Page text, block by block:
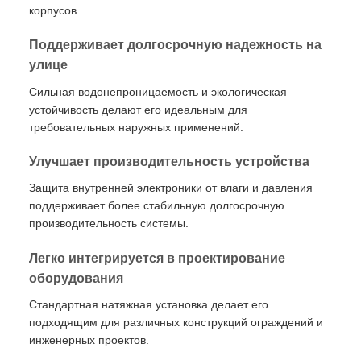
корпусов.
Поддерживает долгосрочную надежность на
улице
Сильная водонепроницаемость и экологическая
устойчивость делают его идеальным для
требовательных наружных применений.
Улучшает производительность устройства
Защита внутренней электроники от влаги и давления
поддерживает более стабильную долгосрочную
производительность системы.
Легко интегрируется в проектирование
оборудования
Стандартная натяжная установка делает его
подходящим для различных конструкций ограждений и
инженерных проектов.